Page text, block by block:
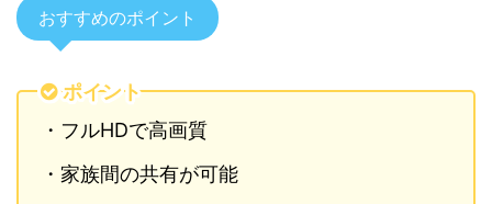
おすすめのポイント
ポイント
・フルHDで高画質
・家族間の共有が可能